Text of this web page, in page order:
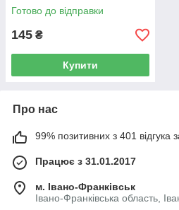
Готово до відправки
145 ₴
Купити
Про нас
99% позитивних з 401 відгука
Працює з 31.01.2017
м. Івано-Франківськ
Івано-Франківська область,